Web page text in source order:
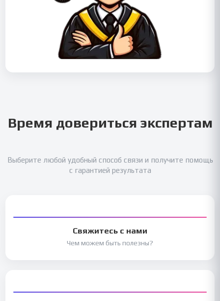
Время довериться экспертам
Выберите любой удобный способ связи и получите помощь
с гарантией результата
Свяжитесь с нами
Чем можем быть полезны?